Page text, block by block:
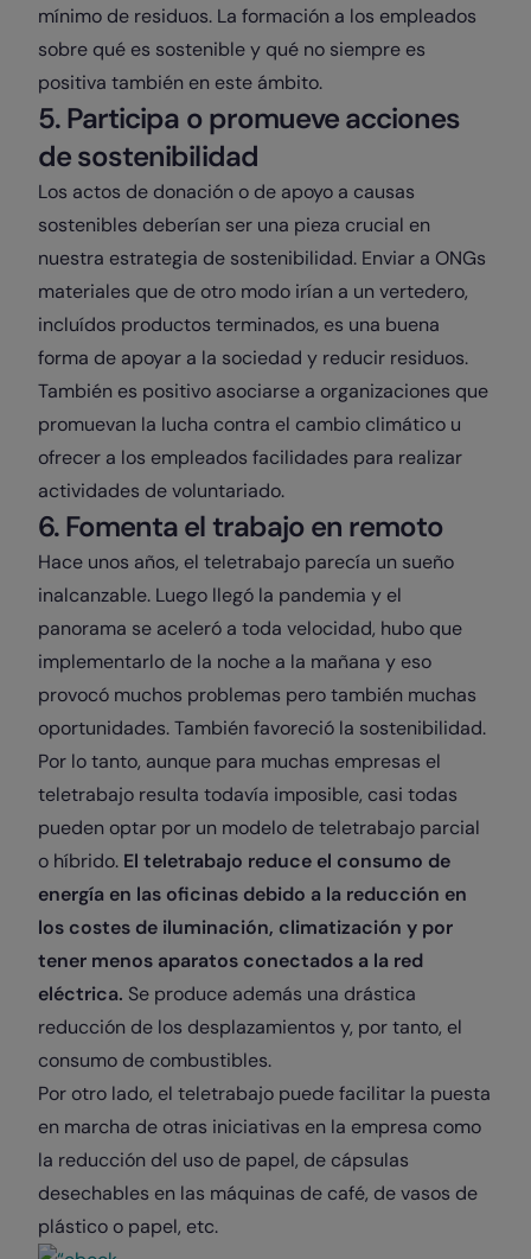
mínimo de residuos. La formación a los empleados
sobre qué es sostenible y qué no siempre es
positiva también en este ámbito.
5. Participa o promueve acciones
de sostenibilidad
Los actos de donación o de apoyo a causas
sostenibles deberían ser una pieza crucial en
nuestra estrategia de sostenibilidad. Enviar a ONGs
materiales que de otro modo irían a un vertedero,
incluídos productos terminados, es una buena
forma de apoyar a la sociedad y reducir residuos.
También es positivo asociarse a organizaciones que
promuevan la lucha contra el cambio climático u
ofrecer a los empleados facilidades para realizar
actividades de voluntariado.
6. Fomenta el trabajo en remoto
Hace unos años, el teletrabajo parecía un sueño
inalcanzable. Luego llegó la pandemia y el
panorama se aceleró a toda velocidad, hubo que
implementarlo de la noche a la mañana y eso
provocó muchos problemas pero también muchas
oportunidades. También favoreció la sostenibilidad.
Por lo tanto, aunque para muchas empresas el
teletrabajo resulta todavía imposible, casi todas
pueden optar por un modelo de teletrabajo parcial
o híbrido. El teletrabajo reduce el consumo de
energía en las oficinas debido a la reducción en
los costes de iluminación, climatización y por
tener menos aparatos conectados a la red
eléctrica. Se produce además una drástica
reducción de los desplazamientos y, por tanto, el
consumo de combustibles.
Por otro lado, el teletrabajo puede facilitar la puesta
en marcha de otras iniciativas en la empresa como
la reducción del uso de papel, de cápsulas
desechables en las máquinas de café, de vasos de
plástico o papel, etc.